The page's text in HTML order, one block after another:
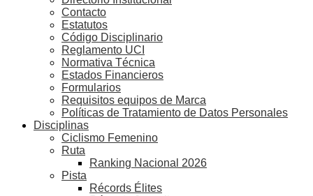
Contacto
Estatutos
Código Disciplinario
Reglamento UCI
Normativa Técnica
Estados Financieros
Formularios
Requisitos equipos de Marca
Políticas de Tratamiento de Datos Personales
Disciplinas
Ciclismo Femenino
Ruta
Ranking Nacional 2026
Pista
Récords Élites